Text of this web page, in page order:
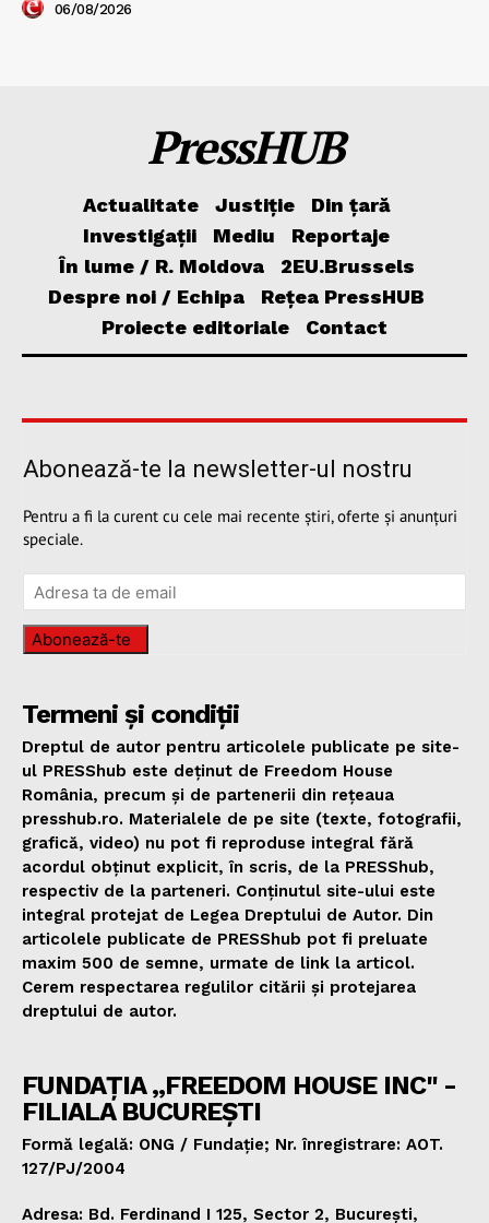
06/08/2026
PressHUB
Actualitate Justiție
Din țară
Investigații
Mediu
Reportaje
În lume / R. Moldova
2EU.Brussels
Despre noi / Echipa
Rețea PressHUB
Proiecte editoriale
Contact
Abonează-te la newsletter-ul nostru
Pentru a fi la curent cu cele mai recente știri, oferte și anunțuri
speciale.
Abonează-te
Termeni și condiții
Dreptul de autor pentru articolele publicate pe site-
ul PRESShub este deținut de Freedom House
România, precum și de partenerii din rețeaua
presshub.ro. Materialele de pe site (texte, fotografii,
grafică, video) nu pot fi reproduse integral fără
acordul obținut explicit, în scris, de la PRESShub,
respectiv de la parteneri. Conținutul site-ului este
integral protejat de Legea Dreptului de Autor. Din
articolele publicate de PRESShub pot fi preluate
maxim 500 de semne, urmate de link la articol.
Cerem respectarea regulilor citării și protejarea
dreptului de autor.
FUNDAȚIA „FREEDOM HOUSE INC" -
FILIALA BUCUREȘTI
Formă legală: ONG / Fundație; Nr. înregistrare: AOT.
127/PJ/2004
Adresa: Bd. Ferdinand I 125, Sector 2, București,